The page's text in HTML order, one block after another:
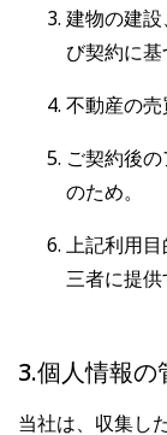
建物の建
び契約に基
不動産の売
ご契約後
のため。
上記利用
三者に提供
3.個人情報の
当社は、収集し